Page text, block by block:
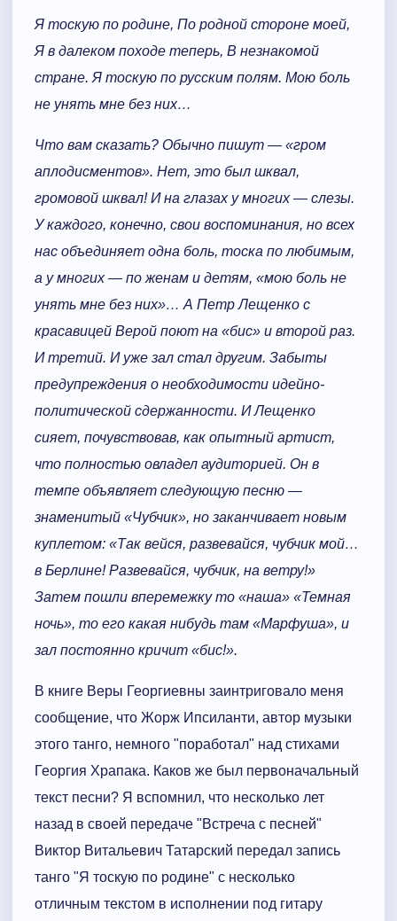
Я тоскую по родине, По родной стороне моей,
Я в далеком походе теперь, В незнакомой
стране. Я тоскую по русским полям. Мою боль
не унять мне без них…
Что вам сказать? Обычно пишут — «гром
аплодисментов». Нет, это был шквал,
громовой шквал! И на глазах у многих — слезы.
У каждого, конечно, свои воспоминания, но всех
нас объединяет одна боль, тоска по любимым,
а у многих — по женам и детям, «мою боль не
унять мне без них»… А Петр Лещенко с
красавицей Верой поют на «бис» и второй раз.
И третий. И уже зал стал другим. Забыты
предупреждения о необходимости идейно-
политической сдержанности. И Лещенко
сияет, почувствовав, как опытный артист,
что полностью овладел аудиторией. Он в
темпе объявляет следующую песню —
знаменитый «Чубчик», но заканчивает новым
куплетом: «Так вейся, развевайся, чубчик мой…
в Берлине! Развевайся, чубчик, на ветру!»
Затем пошли вперемежку то «наша» «Темная
ночь», то его какая нибудь там «Марфуша», и
зал постоянно кричит «бис!».
В книге Веры Георгиевны заинтриговало меня
сообщение, что Жорж Ипсиланти, автор музыки
этого танго, немного "поработал" над стихами
Георгия Храпака. Каков же был первоначальный
текст пeсни? Я вспомнил, что несколько лет
назад в своей передаче "Встреча с песней"
Виктор Витальевич Татарский передал запись
танго "Я тоскую по родине" с несколько
отличным текстом в исполнении под гитару